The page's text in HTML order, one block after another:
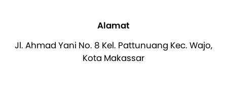
Alamat
Jl. Ahmad Yani No. 8 Kel. Pattunuang Kec. Wajo,
Kota Makassar